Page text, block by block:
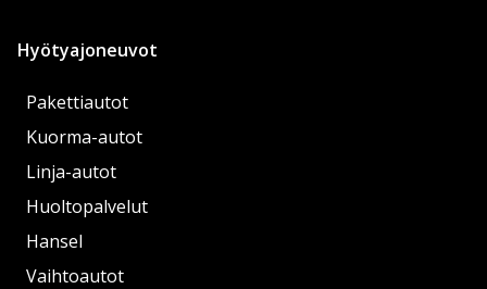
Hyötyajoneuvot
Pakettiautot
Kuorma-autot
Linja-autot
Huoltopalvelut
Hansel
Vaihtoautot